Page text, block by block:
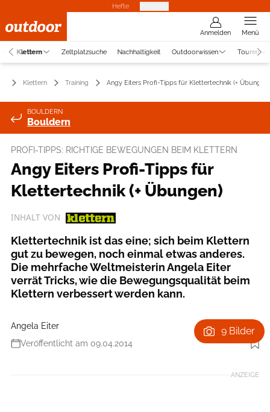
Hefte
Anmelden Menü
Klettern Zeltplatzsuche Nachhaltigkeit Outdoorwissen Touren
Klettern Training Angy Eiters Profi-Tipps für Klettertechnik (+ Übungen)
BOULDERN
Bouldern
PROFI-TIPPS: RICHTIGE BEWEGUNGEN BEIM KLETTERN
Angy Eiters Profi-Tipps für
Klettertechnik (+ Übungen)
INHALT VON
Klettertechnik ist das eine; sich beim Klettern
gut zu bewegen, noch einmal etwas anderes.
Die mehrfache Weltmeisterin Angela Eiter
verrät Tricks, wie die Bewegungsqualität beim
Klettern verbessert werden kann.
Angela Eiter
Veröffentlicht am 09.04.2014
Foto: Bernhard Ruech
9 Bilder
ANZEIGE